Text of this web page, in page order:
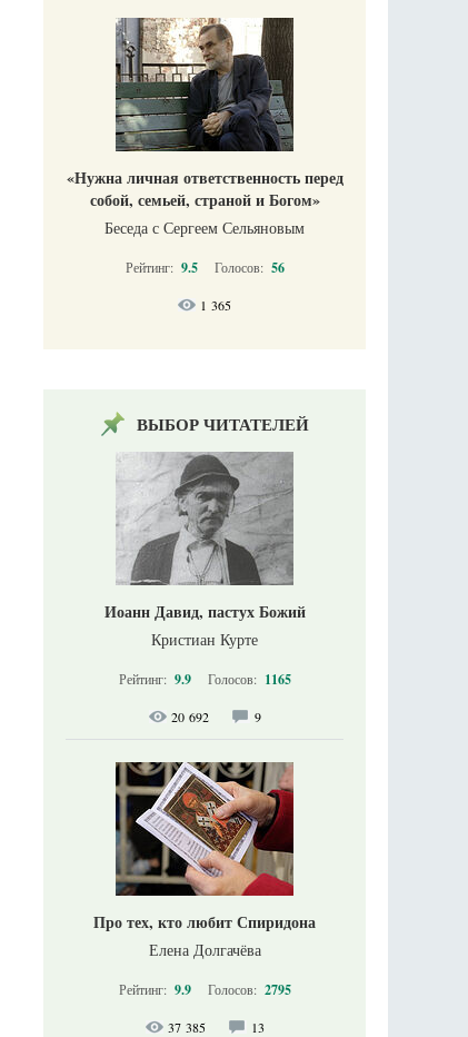
«Нужна личная ответственность перед
собой, семьей, страной и Богом»
Беседа с Сергеем Сельяновым
Рейтинг: 9.5 Голосов: 56
1 365
ВЫБОР ЧИТАТЕЛЕЙ
Иоанн Давид, пастух Божий
Кристиан Курте
Рейтинг: 9.9 Голосов: 1165
20 692 9
Про тех, кто любит Спиридона
Елена Долгачёва
Рейтинг: 9.9 Голосов: 2795
37 385 13